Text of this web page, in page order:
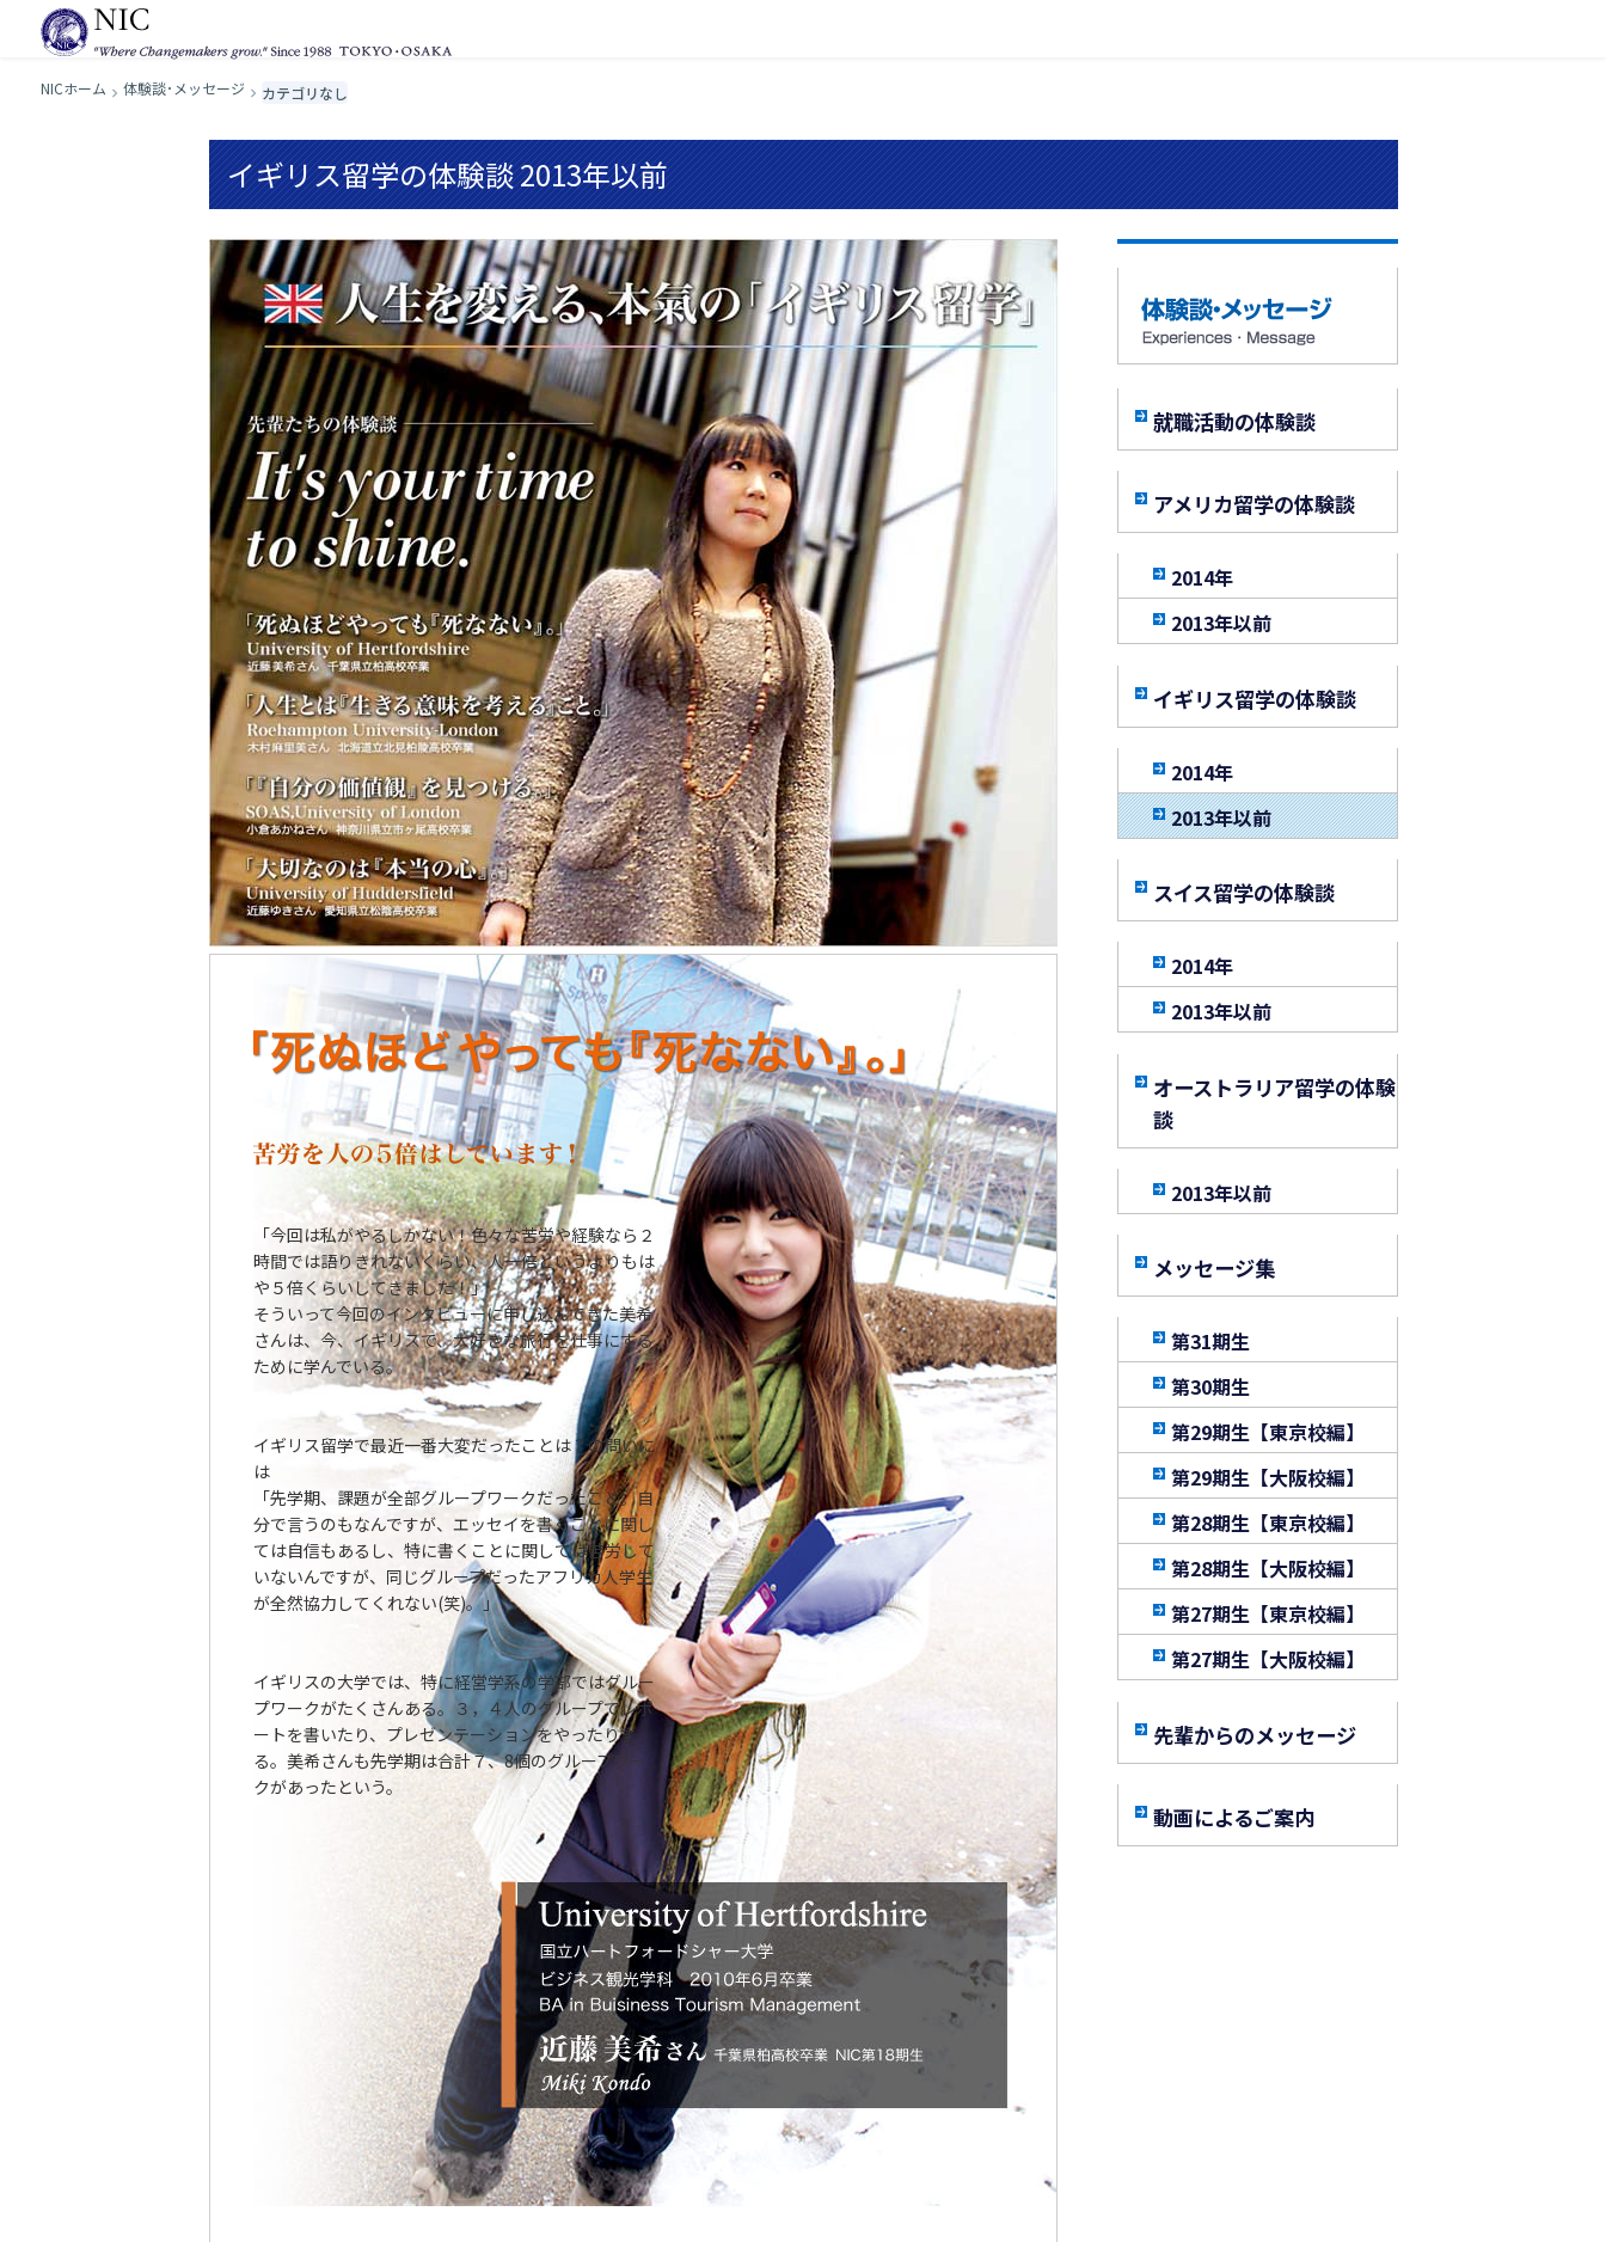
NICホーム 体験談･メッセージ カテゴリなし
イギリス留学の体験談 2013年以前
「今回は私がやるしかない！色々な苦労や経験なら２
時間では語りきれないくらい、人一倍というよりもは
や５倍くらいしてきました！」
そういって今回のインタビューに申し込んできた美希
さんは、今、イギリスで、大好きな旅行を仕事にする
ために学んでいる。
イギリス留学で最近一番大変だったことは？の問いに
は
「先学期、課題が全部グループワークだったこと。自
分で言うのもなんですが、エッセイを書くことに関し
ては自信もあるし、特に書くことに関しては苦労して
いないんですが、同じグループだったアフリカ人学生
が全然協力してくれない(笑)。」
イギリスの大学では、特に経営学系の学部ではグルー
プワークがたくさんある。３，４人のグループでレポ
ートを書いたり、プレゼンテーションをやったりす
る。美希さんも先学期は合計７、8個のグループワー
クがあったという。
就職活動の体験談
アメリカ留学の体験談
2014年
2013年以前
イギリス留学の体験談
2014年
2013年以前
スイス留学の体験談
2014年
2013年以前
オーストラリア留学の体験
談
2013年以前
メッセージ集
第31期生
第30期生
第29期生【東京校編】
第29期生【大阪校編】
第28期生【東京校編】
第28期生【大阪校編】
第27期生【東京校編】
第27期生【大阪校編】
先輩からのメッセージ
動画によるご案内